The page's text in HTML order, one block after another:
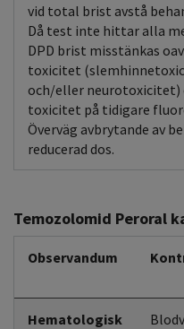
vid total brist avstå
Då test inte hittar alla
DPD brist misstänkas
toxicitet
och/eller neurotoxicitet)
toxicitet på tidigare
Överväg avbrytande av
reducerad dos.
Temozolomid Peroral
Observandum
Hematologisk